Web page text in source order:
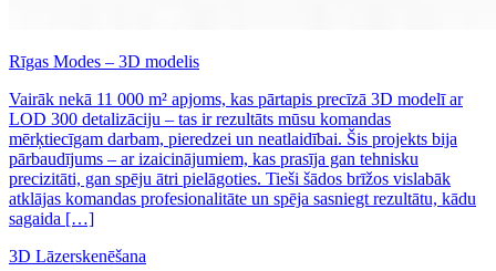
Rīgas Modes – 3D modelis
Vairāk nekā 11 000 m² apjoms, kas pārtapis precīzā 3D modelī ar
LOD 300 detalizāciju – tas ir rezultāts mūsu komandas
mērķtiecīgam darbam, pieredzei un neatlaidībai. Šis projekts bija
pārbaudījums – ar izaicinājumiem, kas prasīja gan tehnisku
precizitāti, gan spēju ātri pielāgoties. Tieši šādos brīžos vislabāk
atklājas komandas profesionalitāte un spēja sasniegt rezultātu, kādu
sagaida […]
3D Lāzerskenēšana